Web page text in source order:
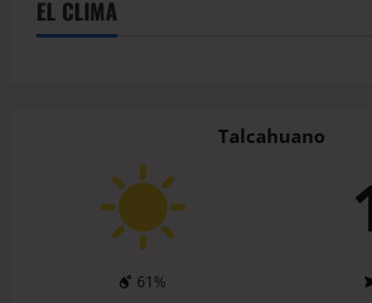
EL CLIMA
Talcahuano
61%